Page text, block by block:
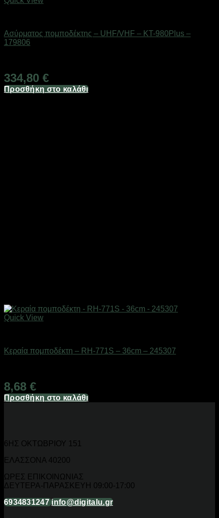
Ασύρματος πομποδέκτης – UHF/VHF – KT-980Plus –
179806
334,80 €
Προσθήκη στο καλάθι
Quick View
Κεραία πομποδέκτη – RH-771S – 36cm – 245307
8,68 €
Προσθήκη στο καλάθι
6ΗΣ ΟΚΤΩΒΡΙΟΥ 151
ΕΛΑΣΣΟΝΑ 40200
ΩΡΕΣ ΕΠΙΚΟΙΝΩΝΙΑΣ
ΔΕΥΤΕΡΑ-ΠΑΡΑΣΚΕΥΗ 09:00-17:00
6934831247 info@digitalu.gr